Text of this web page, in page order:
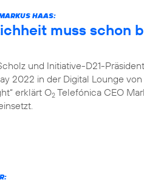
HAAS:
muss schon
und Initiative-D21-
2022 in der Digital Lounge
erklärt O2 Telefónica CEO